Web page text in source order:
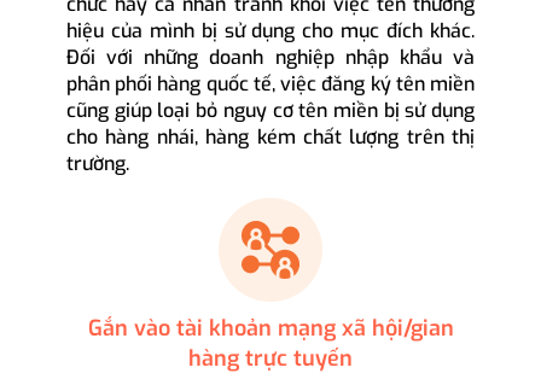
hiệu của mình bị sử dụng cho mục đích khác.
Đối với những doanh nghiệp nhập khẩu và
phân phối hàng quốc tế, việc đăng ký tên miền
cũng giúp loại bỏ nguy cơ tên miền bị sử dụng
cho hàng nhái, hàng kém chất lượng trên thị
trường.
Gắn vào tài khoản mạng xã hội/gian
hàng trực tuyến